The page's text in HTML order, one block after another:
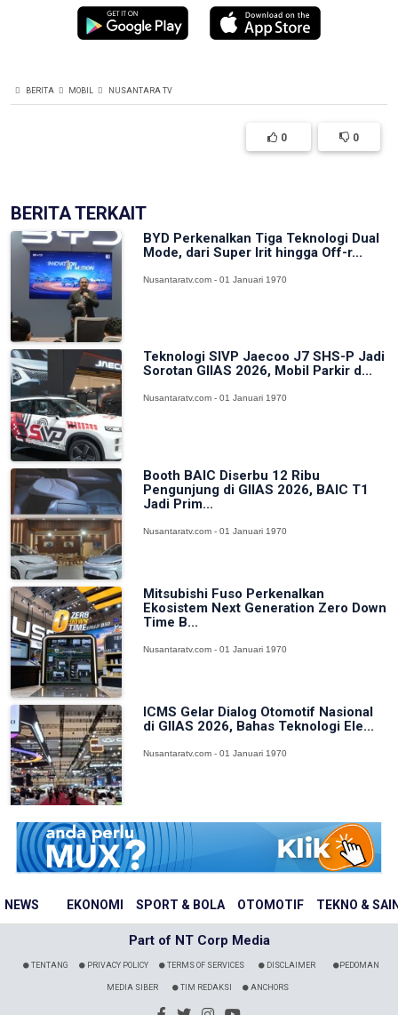
NEWS EKONOMI SPORT & BOLA OTOMOTIF TEKNO &
BERITA MOBIL NUSANTARA TV
0 0
BERITA TERKAIT
BYD Perkenalkan Tiga Teknologi Dual
Mode, dari Super Irit hingga Off-r...
Nusantaratv.com - 01 Januari 1970
Teknologi SIVP Jaecoo J7 SHS-P Jadi
Sorotan GIIAS 2026, Mobil Parkir d...
Nusantaratv.com - 01 Januari 1970
Booth BAIC Diserbu 12 Ribu
Pengunjung di GIIAS 2026, BAIC T1
Jadi Prim...
Nusantaratv.com - 01 Januari 1970
Mitsubishi Fuso Perkenalkan
Ekosistem Next Generation Zero Down
Time B...
Nusantaratv.com - 01 Januari 1970
ICMS Gelar Dialog Otomotif Nasional
di GIIAS 2026, Bahas Teknologi Ele...
Nusantaratv.com - 01 Januari 1970
Part of NT Corp Media
TENTANG PRIVACY POLICY TERMS OF SERVICES DISCLAIMER PEDOMAN
MEDIA SIBER TIM REDAKSI ANCHORS